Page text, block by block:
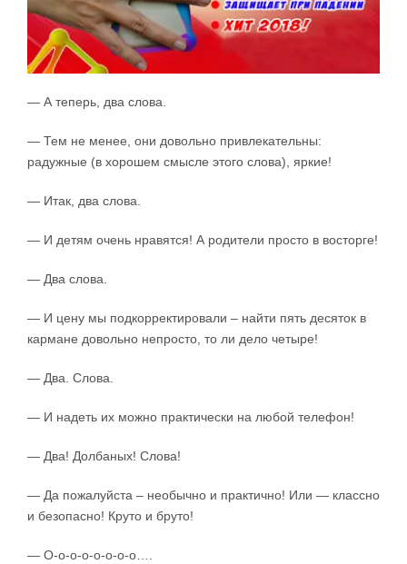
— А теперь, два слова.
— Тем не менее, они довольно привлекательны:
радужные (в хорошем смысле этого слова), яркие!
— Итак, два слова.
— И детям очень нравятся! А родители просто в восторге!
— Два слова.
— И цену мы подкорректировали – найти пять десяток в
кармане довольно непросто, то ли дело четыре!
— Два. Слова.
— И надеть их можно практически на любой телефон!
— Два! Долбаных! Слова!
— Да пожалуйста – необычно и практично! Или — классно
и безопасно! Круто и бруто!
— О-о-о-о-о-о-о-о….